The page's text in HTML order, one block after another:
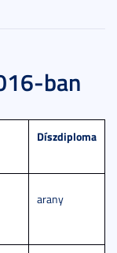
ban
Díszdiploma
arany